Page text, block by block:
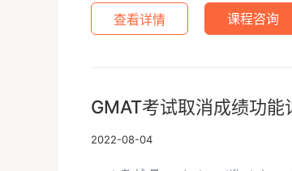
查看详情 课程咨询
GMAT考试取消成绩功能
2022-08-04